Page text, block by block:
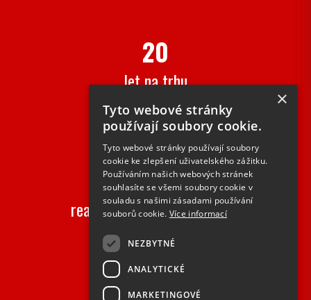
20
let na trhu
2000+
realizovaných zakázek ročně
×
Tyto webové stránky
používají soubory cookie.
Tyto webové stránky používají soubory
cookie ke zlepšení uživatelského zážitku.
Používáním našich webových stránek
souhlasíte se všemi soubory cookie v
souladu s našimi zásadami používání
souborů cookie. Více informací
NEZBYTNÉ
ANALYTICKÉ
MARKETINGOVÉ